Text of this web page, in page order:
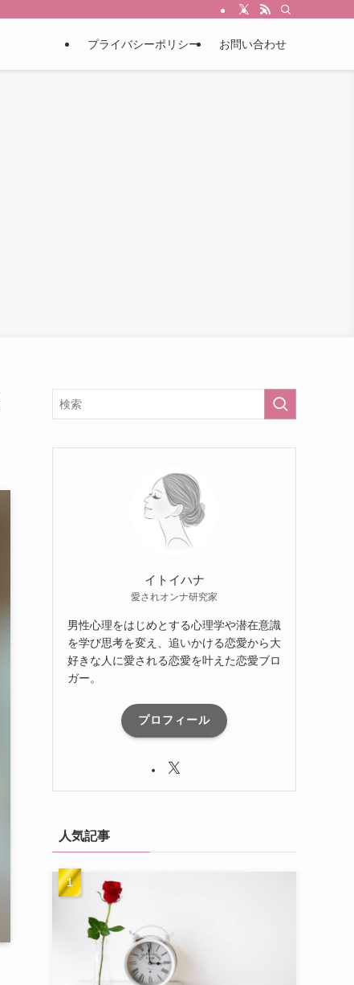
プライバシーポリシー お問い合わせ
イトイハナ
愛されオンナ研究家
男性心理をはじめとする心理学や潜在意識
を学び思考を変え、追いかける恋愛から大
好きな人に愛される恋愛を叶えた恋愛ブロ
ガー。
プロフィール
人気記事